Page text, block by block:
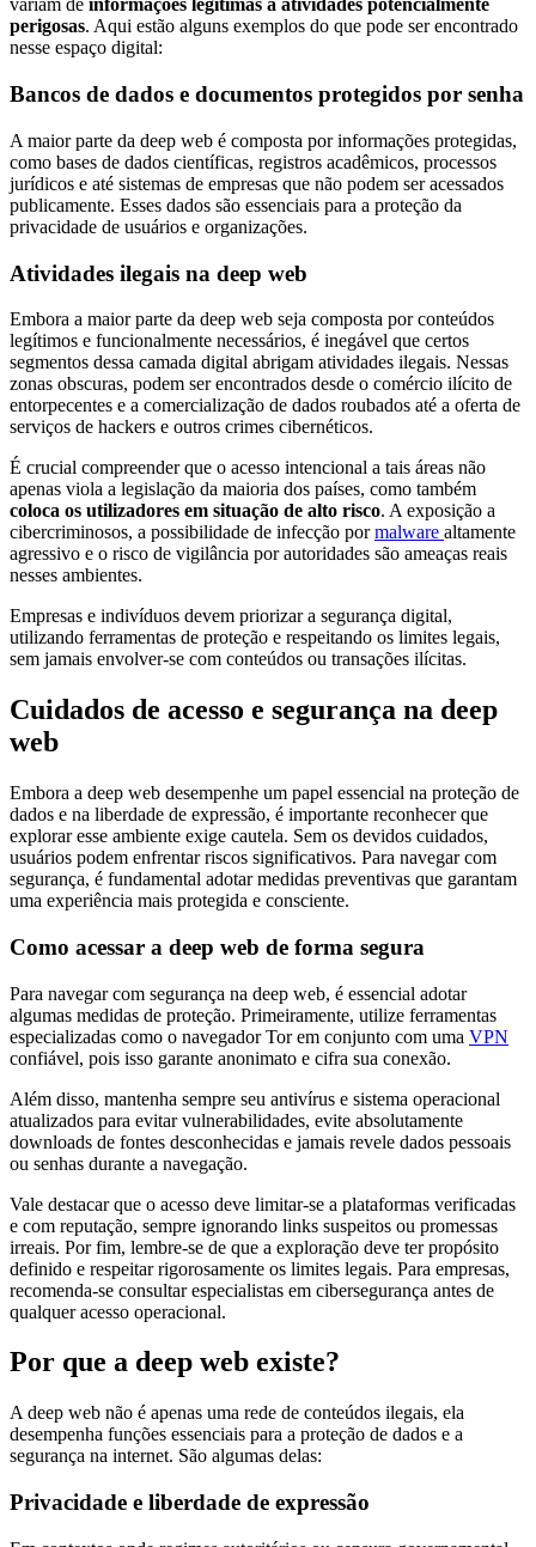
variam de informações legítimas a atividades potencialmente
perigosas. Aqui estão alguns exemplos do que pode ser encontrado
nesse espaço digital:
Bancos de dados e documentos protegidos por senha
A maior parte da deep web é composta por informações protegidas,
como bases de dados científicas, registros acadêmicos, processos
jurídicos e até sistemas de empresas que não podem ser acessados
publicamente. Esses dados são essenciais para a proteção da
privacidade de usuários e organizações.
Atividades ilegais na deep web
Embora a maior parte da deep web seja composta por conteúdos
legítimos e funcionalmente necessários, é inegável que certos
segmentos dessa camada digital abrigam atividades ilegais. Nessas
zonas obscuras, podem ser encontrados desde o comércio ilícito de
entorpecentes e a comercialização de dados roubados até a oferta de
serviços de hackers e outros crimes cibernéticos.
É crucial compreender que o acesso intencional a tais áreas não
apenas viola a legislação da maioria dos países, como também
coloca os utilizadores em situação de alto risco. A exposição a
cibercriminosos, a possibilidade de infecção pormalware altamente
agressivo e o risco de vigilância por autoridades são ameaças reais
nesses ambientes.
Empresas e indivíduos devem priorizar a segurança digital,
utilizando ferramentas de proteção e respeitando os limites legais,
sem jamais envolver-se com conteúdos ou transações ilícitas.
Cuidados de acesso e segurança na deep
web
Embora a deep web desempenhe um papel essencial na proteção de
dados e na liberdade de expressão, é importante reconhecer que
explorar esse ambiente exige cautela. Sem os devidos cuidados,
usuários podem enfrentar riscos significativos. Para navegar com
segurança, é fundamental adotar medidas preventivas que garantam
uma experiência mais protegida e consciente.
Como acessar a deep web de forma segura
Para navegar com segurança na deep web, é essencial adotar
algumas medidas de proteção. Primeiramente, utilize ferramentas
especializadas como o navegador Tor em conjunto com uma VPN
confiável, pois isso garante anonimato e cifra sua conexão.
Além disso, mantenha sempre seu antivírus e sistema operacional
atualizados para evitar vulnerabilidades, evite absolutamente
downloads de fontes desconhecidas e jamais revele dados pessoais
ou senhas durante a navegação.
Vale destacar que o acesso deve limitar-se a plataformas verificadas
e com reputação, sempre ignorando links suspeitos ou promessas
irreais. Por fim, lembre-se de que a exploração deve ter propósito
definido e respeitar rigorosamente os limites legais. Para empresas,
recomenda-se consultar especialistas em cibersegurança antes de
qualquer acesso operacional.
Por que a deep web existe?
A deep web não é apenas uma rede de conteúdos ilegais, ela
desempenha funções essenciais para a proteção de dados e a
segurança na internet. São algumas delas:
Privacidade e liberdade de expressão